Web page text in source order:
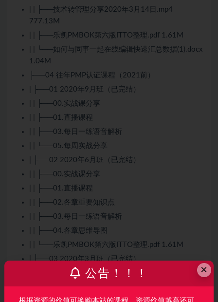
| | ├──技术转管理分享2020年3月14日.mp4
777.13M
| | ├──乐凯PMBOK第六版ITTO整理.pdf 1.61M
| | └──如何与同事一起在线编辑快速汇总数据(1).docx
1.04M
├──04 往年PMP认证课程（2021前）
| ├──01 2020年9月班（已完结）
| | ├──00.实战课分享
| | ├──01.直播课程
| | ├──03.每日一练语音解析
| | └──05.每周实战分享
| ├──02 2020年6月班（已完结）
| | ├──00.实战课分享
| | ├──01.直播课程
| | ├──02.各章重要知识点
| | ├──03.每日一练语音解析
| | ├──04.各章思维导图
| | └──乐凯PMBOK第六版ITTO整理.pdf 1.61M
| ├──03 2020年3月班（已完结）
| | ├──01.PMP直播课程_2020年3月班
| | ├──02.每日一练语音解析包
×
公告！！！